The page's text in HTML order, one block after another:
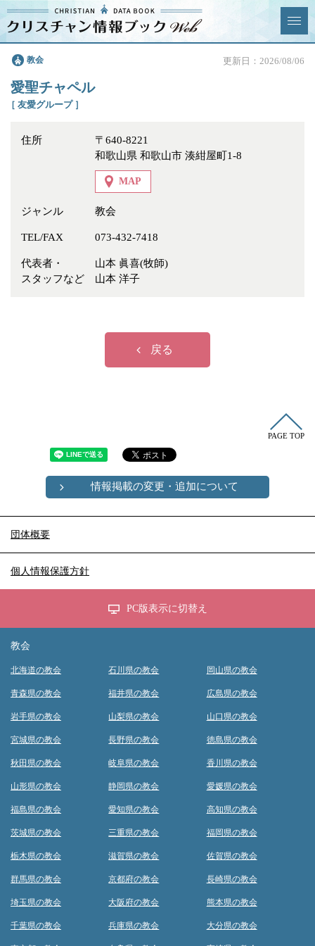
クリスチャン
情報ブックとは
News & Topics
よくあるご質問
教会
宿泊・研修施設
教会 更新日：2026/08/06
愛聖チャペル
［ 友愛グループ ］
住所
〒640-8221
和歌山県 和歌山市 湊紺屋町1-8
MAP
ジャンル 教会
TEL/FAX 073-432-7418
代表者・
スタッフなど
山本 眞喜(牧師)
山本 洋子
戻る
PAGE TOP
情報掲載の変更・追加について
団体概要
個人情報保護方針
PC版表示に切替え
教会
北海道の教会
青森県の教会
岩手県の教会
宮城県の教会
秋田県の教会
山形県の教会
福島県の教会
茨城県の教会
栃木県の教会
群馬県の教会
埼玉県の教会
千葉県の教会
石川県の教会
福井県の教会
山梨県の教会
長野県の教会
岐阜県の教会
静岡県の教会
愛知県の教会
三重県の教会
滋賀県の教会
京都府の教会
大阪府の教会
兵庫県の教会
岡山県の教会
広島県の教会
山口県の教会
徳島県の教会
香川県の教会
愛媛県の教会
高知県の教会
福岡県の教会
佐賀県の教会
長崎県の教会
熊本県の教会
大分県の教会